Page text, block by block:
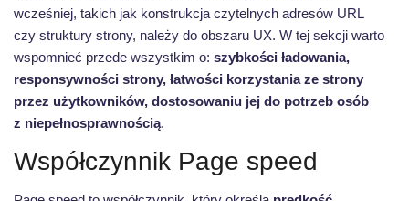
wcześniej, takich jak konstrukcja czytelnych adresów URL
czy struktury strony, należy do obszaru UX. W tej sekcji warto
wspomnieć przede wszystkim o: szybkości ładowania,
responsywności strony, łatwości korzystania ze strony
przez użytkowników, dostosowaniu jej do potrzeb osób
z niepełnosprawnością.
Współczynnik Page speed